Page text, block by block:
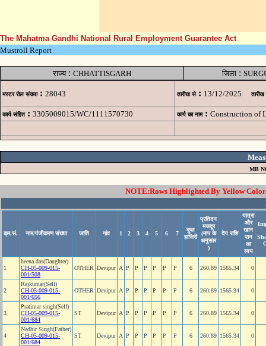
The Mahatma Gandhi National Rural Employment Guarantee Act
Mustroll Report
राज्य: CHHATTISGARH जिला:
मस्टर रोल संख्या : 28043 तारीख से : 13/12/2025 तारीख
कार्य-संहित : 3305009015/WC/1111570730 कार्य का नाम : Construction of
MB
NOTE:Rows Highlighted By Yellow
क्र.सं. नाम/पंजीकरण संख्या जाति गांव 1 2 3 4 5 6 7
कुल
हाजिरी
प्रतिदन
मजदूर
(माप के
अनुसार
)
देय राशि
यात्रा
और
खान
पान
का
व्यय
1
heena das(Daughter)
CH-05-009-015-
001/508
OTHER Devipur A P P P P P P 6 260.89 1565.34 0
2
Rajkumar(Self)
CH-05-009-015-
001/656
OTHER Devipur A P P P P P P 6 260.89 1565.34 0
3
Pratimar singh(Self)
CH-05-009-015-
001/684
ST Devipur A P P P P P P 6 260.89 1565.34 0
4
Nadhir Singh(Father)
CH-05-009-015-
001/684
ST Devipur A P P P P P P 6 260.89 1565.34 0